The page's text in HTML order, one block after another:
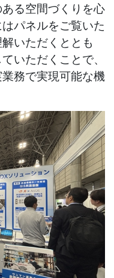
る空間づくりを心
パネルをご覧いた
いただくととも
いただくことで、
務で実現可能な機